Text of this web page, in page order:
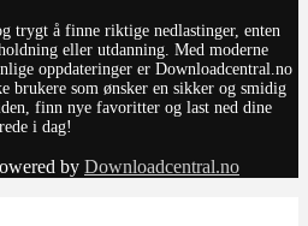
trygt å finne riktige nedlastinger, enten
eller utdanning. Med moderne
oppdateringer er Downloadcentral.no
brukere som ønsker en sikker og smidig
finn nye favoritter og last ned dine
i dag!
by Downloadcentral.no